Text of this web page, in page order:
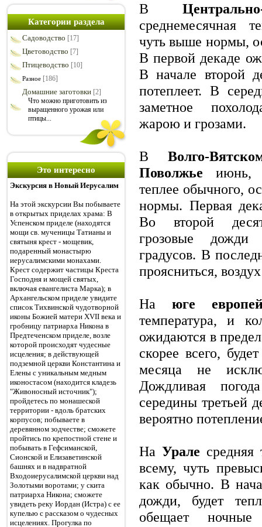
Категории раздела
Садоводство [17]
Цветоводство [7]
Птицеводство [10]
Разное [186]
Домашние заготовки [2]
Что можно приготовить из
выращенного урожая или
птицы...
Это интересно
Экскурсия в Новый Иерусалим
На этой экскурсии Вы побываете
в открытых приделах храма: В
Успенском приделе (находятся
мощи св. мученицы Татианы и
святыня крест - мощевик,
подаренный монастырю
иерусалимскими монахами.
Крест содержит частицы Креста
Господня и мощей святых,
включая евангелиста Марка); в
Архангельском приделе увидите
список Тихвинской чудотворной
иконы Божией матери XVII века и
гробницу патриарха Никона в
Предтеченском приделе, возле
которой происходят чудесные
исцеления; в действующей
подземной церкви Константина и
Елены с уникальным медным
иконостасом (находится кладезь
"Живоносный источник");
пройдетесь по монашеской
территории - вдоль братских
корпусов; побываете в
деревянном зодчестве; сможете
пройтись по крепостной стене и
побывать в Гефсиманской,
Сионской и Елизаветинской
башнях и в надвратной
Входоиерусалимской церкви над
Золотыми воротами; у скита
патриарха Никона; сможете
увидеть реку Иордан (Истра) с ее
купелью с рассказом о чудесных
исцелениях. Прогулка по
В
среднемесячная
чуть выше нормы,
В первой декаде
В начале второй
потеплеет. В
заметное
жарою и грозами.
В Волго-
Поволжье июнь,
теплее обычного,
нормы. Первая
Во второй
грозовые дожди
градусов. В
проясниться,
На юге
температура, и
ожидаются в
скорее всего,
месяца не
Дождливая
середины третьей
вероятно
На Урале средняя
всему, чуть
как обычно. В
дожди, будет
обещает